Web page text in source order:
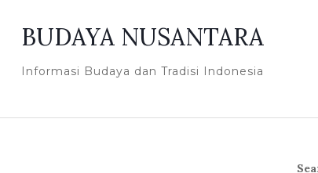
BUDAYA NUSANTARA
Informasi Budaya dan Tradisi Indonesia